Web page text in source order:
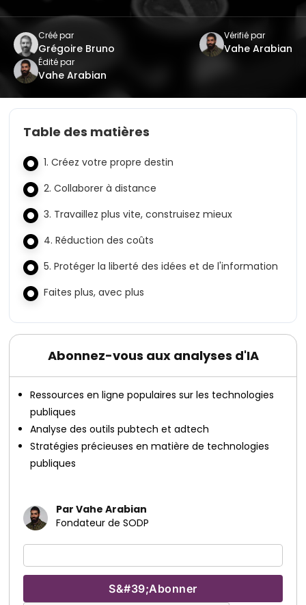
Créé par
Grégoire Bruno
Vérifié par
Vahe Arabian
Édité par
Vahe Arabian
Table des matières
1. Créez votre propre destin
2. Collaborer à distance
3. Travaillez plus vite, construisez mieux
4. Réduction des coûts
5. Protéger la liberté des idées et de l'information
Faites plus, avec plus
Abonnez-vous aux analyses d'IA
Ressources en ligne populaires sur les technologies
publiques
Analyse des outils pubtech et adtech
Stratégies précieuses en matière de technologies
publiques
Par Vahe Arabian
Fondateur de SODP